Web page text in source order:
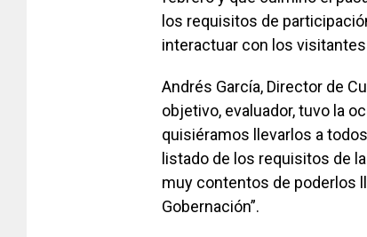
los requisitos de
interactuar con los visitantes
Andrés García, Director de
objetivo, evaluador, tuvo la
quisiéramos llevarlos a
listado de los requisitos de
muy contentos de poderlos
Gobernación”.